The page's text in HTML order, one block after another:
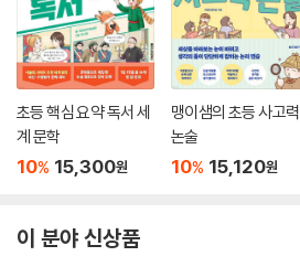
초등 핵심 요약 독서 세
계 문학
10% 15,300원
맹이샘의 초등 사고력
논술
10% 15,120원
이 분야 신상품